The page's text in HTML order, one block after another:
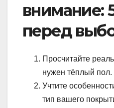
внимание:
перед
Просчитайте
нужен тёплый пол.
Учтите
тип вашего